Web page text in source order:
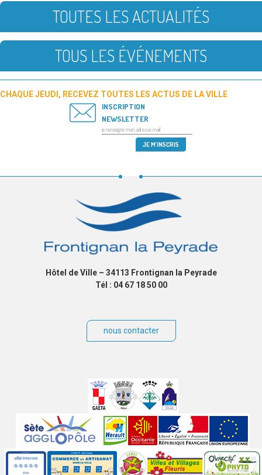
TOUTES LES ACTUALITÉS
TOUS LES ÉVÉNEMENTS
CHAQUE JEUDI, RECEVEZ TOUTES LES ACTUS DE LA VILLE
INSCRIPTION
NEWSLETTER
Hôtel de Ville – 34113 Frontignan la Peyrade
Tél : 04 67 18 50 00
nous contacter
partenaires
Labels